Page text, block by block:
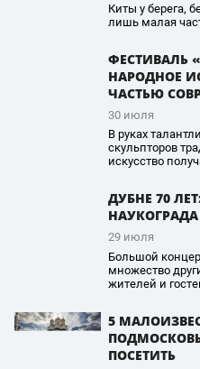
Киты у берега,
лишь малая
ФЕСТИВАЛЬ
НАРОДНОЕ
ЧАСТЬЮ
30 июля
В руках
скульпторов
искусство
ДУБНЕ 70
НАУКОГРАДА
29 июля
Большой
множество
жителей и
5
ПОСЕТИТЬ